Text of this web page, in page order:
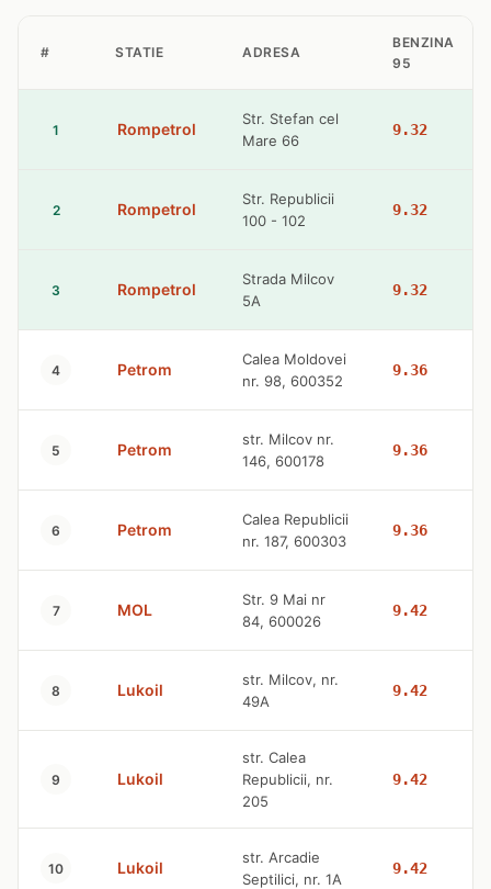
# STATIE ADRESA
BENZINA
95
1 Rompetrol
Str. Stefan cel
Mare 66
9.32
2 Rompetrol
Str. Republicii
100 - 102
9.32
3 Rompetrol
Strada Milcov
5A
9.32
4 Petrom
Calea Moldovei
nr. 98, 600352
9.36
5 Petrom
str. Milcov nr.
146, 600178
9.36
6 Petrom
Calea Republicii
nr. 187, 600303
9.36
7 MOL
Str. 9 Mai nr
84, 600026
9.42
8 Lukoil
str. Milcov, nr.
49A
9.42
9 Lukoil
str. Calea
Republicii, nr.
205
9.42
10 Lukoil
str. Arcadie
Septilici, nr. 1A
9.42